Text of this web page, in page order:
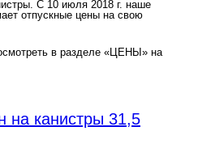
С 10 июля 2018 г. наше
отпускные цены на свою
в разделе «ЦЕНЫ» на
на канистры 31,5